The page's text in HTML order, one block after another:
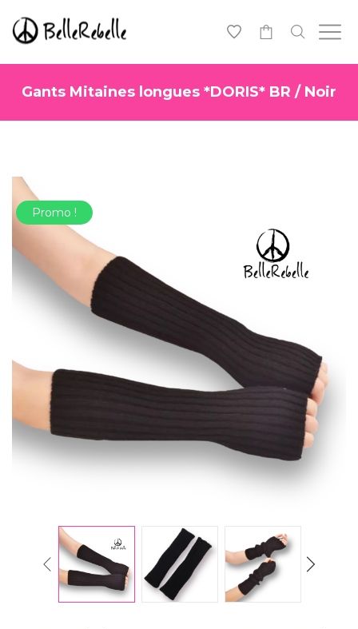
Gants Mitaines longues *DORIS* BR / Noir
Promo !